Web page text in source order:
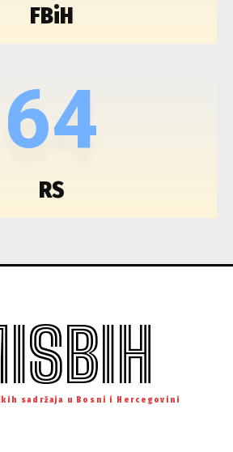
FBiH
64
RS
sadržaja u Bosni i Hercegovini